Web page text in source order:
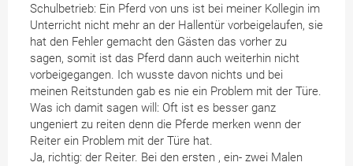
Schulbetrieb: Ein Pferd von uns ist bei meiner Kollegin im
Unterricht nicht mehr an der Hallentür vorbeigelaufen, sie
hat den Fehler gemacht den Gästen das vorher zu
sagen, somit ist das Pferd dann auch weiterhin nicht
vorbeigegangen. Ich wusste davon nichts und bei
meinen Reitstunden gab es nie ein Problem mit der Türe.
Was ich damit sagen will: Oft ist es besser ganz
ungeniert zu reiten denn die Pferde merken wenn der
Reiter ein Problem mit der Türe hat.
Ja, richtig: der Reiter. Bei den ersten , ein- zwei Malen